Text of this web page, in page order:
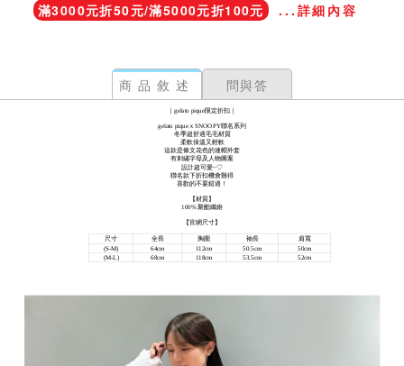
滿3000元折50元/滿5000元折100元
...詳細內容
商品敘述 問與答